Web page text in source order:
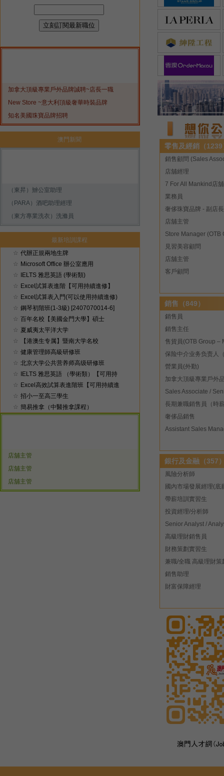
零售及經銷（1239
銷售顧問 (Sales
店舖經理
業務員
奢侈珠寶品牌 - 副店長
店舖主管
見習美容顧問
店舖主管
客戶顧問
銷售（849）
銷售員
銷售主任
營業員(外勤)
長期兼職銷售員（時
奢侈品銷售
Assistant Sales
銀行及金融（357
風險分析師
帶薪培訓實習生
投資經理/分析師
高級理財銷售員
財務策劃實習生
兼職/全職 高級理財策
銷售助理
財富保障經理
加拿大頂級專業戶外品牌誠聘~店長一職
New Store ~意大利頂級奢華時裝品牌
知名美國珠寶品牌招聘
澳門新聞
（東昇）辧公室助理
（PARA）酒吧助理經理
（東方專業洗衣）洗滌員
最新培訓課程
☆ 代辦正規兩地生牌
☆ Microsoft Office 辦公室應用
☆
IELTS 雅思英語 (學術類)
☆ Excel試算表進階【可用持續進修】
☆ Excel試算表入門(可以使用持續進修)
☆ 鋼琴初階班(1-3級) [2407070014-6]
☆ 百年名校【美國金門大學】碩士
☆ 夏威夷太平洋大学
☆
【港澳生专属】暨南大学名校
☆ 健康管理師高級研修班
☆ 北京大学公共营养师高级研修班
☆
IELTS 雅思英語 （學術類）【可用持
续进修】
☆ Excel高效試算表進階班【可用持續進
修】
☆ 招小一至高三學生
☆ 簡易推拿（中醫推拿課程）
店舖主管
店舖主管
店舖主管